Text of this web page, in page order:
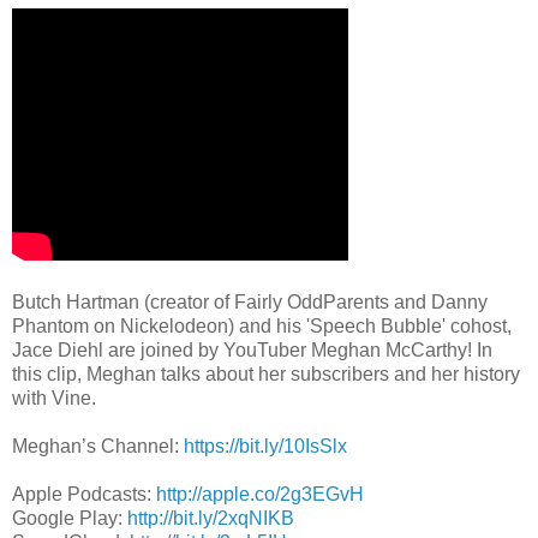
Butch Hartman (creator of Fairly OddParents and Danny
Phantom on Nickelodeon) and his 'Speech Bubble' cohost,
Jace Diehl are joined by YouTuber Meghan McCarthy! In
this clip, Meghan talks about her subscribers and her history
with Vine.
Meghan’s Channel: https://bit.ly/10IsSlx
Apple Podcasts: http://apple.co/2g3EGvH
Google Play: http://bit.ly/2xqNIKB